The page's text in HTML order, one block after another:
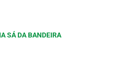
SÁ DA BANDEIRA